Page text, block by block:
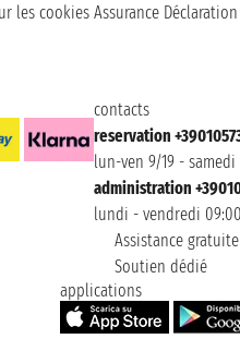
les cookies Assurance
contacts
reservation
lun-ven 9/19 - samedi
administration
lundi - vendredi
Assistance gratuite
Soutien dédié
applications